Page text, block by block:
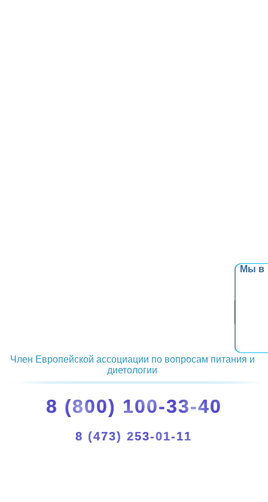
Мы в
Член Европейской ассоциации по вопросам питания и
диетологии
8 (800) 100-33-40
8 (473) 253-01-11